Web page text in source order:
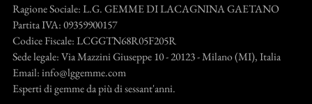
Ragione Sociale: L.G. GEMME DI LACAGNINA GAETANO
Partita IVA: 09359900157
Codice Fiscale: LCGGTN68R05F205R
Sede legale: Via Mazzini Giuseppe 10 - 20123 - Milano (MI), Italia
Email: info@lggemme.com
Esperti di gemme da più di sessant'anni.